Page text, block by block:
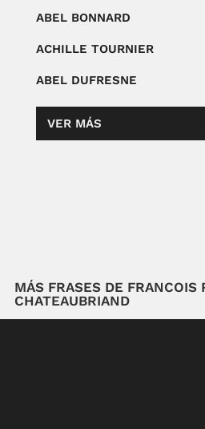
ABEL BONNARD
ACHILLE TOURNIER
ABEL DUFRESNE
VER MÁS
MÁS FRASES DE FRANCOIS
CHATEAUBRIAND